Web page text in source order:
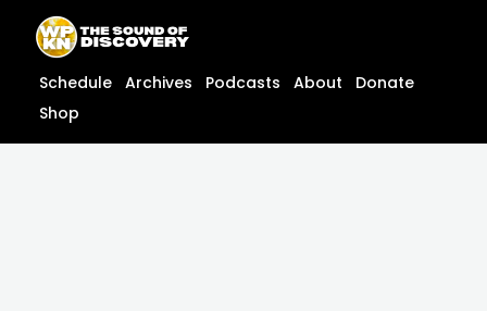
content
content
Schedule Archives Podcasts About
Donate
Shop